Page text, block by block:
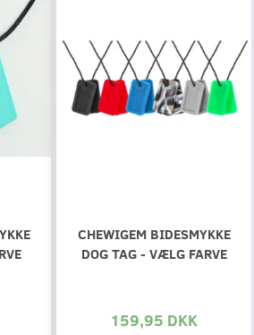
CHEWIGEM BIDESMYKKE
DOG TAG - VÆLG FARVE
159,95 DKK